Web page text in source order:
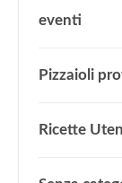
eventi
Pizzaioli
Ricette